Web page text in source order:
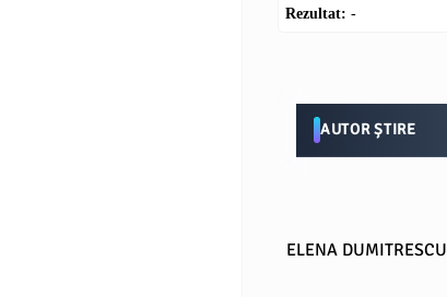
Rezultat: -
AUTOR ȘTIRE
ELENA DUMITRESCU